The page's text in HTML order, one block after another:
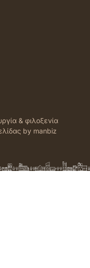
& φιλοξενία
by manbiz